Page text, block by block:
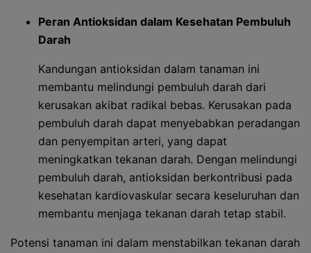
Peran Antioksidan dalam Kesehatan Pembuluh
Darah
Kandungan antioksidan dalam tanaman ini
membantu melindungi pembuluh darah dari
kerusakan akibat radikal bebas. Kerusakan pada
pembuluh darah dapat menyebabkan peradangan
dan penyempitan arteri, yang dapat
meningkatkan tekanan darah. Dengan melindungi
pembuluh darah, antioksidan berkontribusi pada
kesehatan kardiovaskular secara keseluruhan dan
membantu menjaga tekanan darah tetap stabil.
Potensi tanaman ini dalam menstabilkan tekanan darah